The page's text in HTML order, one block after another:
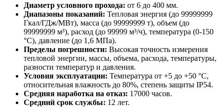
Диаметр условного прохода: от 6 до 400 мм.
Диапазоны показаний: Тепловая энергия (до 99999999
Гкал/ГДж/МВт), масса (до 99999999 т), объем (до
99999999 м³), расход (до 99999 м³/ч), температура (0-150
°C), давление (до 1,6 МПа).
Пределы погрешности: Высокая точность измерения
тепловой энергии, массы, объема, расхода, температуры,
разности температур и давления.
Условия эксплуатации: Температура от +5 до +50 °C,
относительная влажность до 80%, степень защиты IP54.
Средняя наработка на отказ: 17000 часов.
Средний срок службы: 12 лет.